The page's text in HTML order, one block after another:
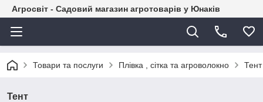
Агросвіт - Садовий магазин агротоварів у Юнаків
Товари та послуги Плівка , сітка та агроволокно Тент
Тент